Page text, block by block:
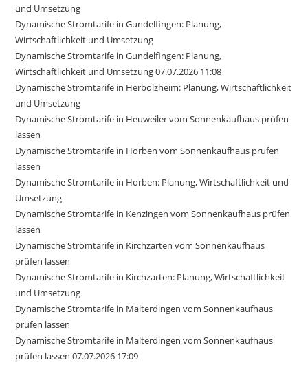
und Umsetzung
Dynamische Stromtarife in Gundelfingen: Planung,
Wirtschaftlichkeit und Umsetzung
Dynamische Stromtarife in Gundelfingen: Planung,
Wirtschaftlichkeit und Umsetzung 07.07.2026 11:08
Dynamische Stromtarife in Herbolzheim: Planung, Wirtschaftlichkeit
und Umsetzung
Dynamische Stromtarife in Heuweiler vom Sonnenkaufhaus prüfen
lassen
Dynamische Stromtarife in Horben vom Sonnenkaufhaus prüfen
lassen
Dynamische Stromtarife in Horben: Planung, Wirtschaftlichkeit und
Umsetzung
Dynamische Stromtarife in Kenzingen vom Sonnenkaufhaus prüfen
lassen
Dynamische Stromtarife in Kirchzarten vom Sonnenkaufhaus
prüfen lassen
Dynamische Stromtarife in Kirchzarten: Planung, Wirtschaftlichkeit
und Umsetzung
Dynamische Stromtarife in Malterdingen vom Sonnenkaufhaus
prüfen lassen
Dynamische Stromtarife in Malterdingen vom Sonnenkaufhaus
prüfen lassen 07.07.2026 17:09